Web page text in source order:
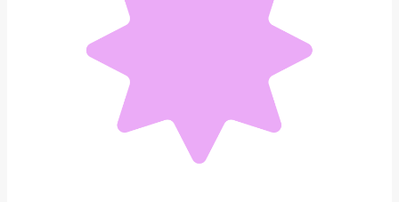
Чайная пара DB Homme «Ромашки»